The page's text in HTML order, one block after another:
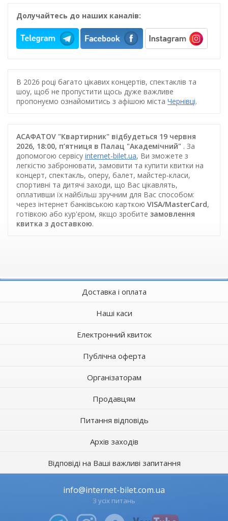
Долучайтесь до наших каналів:
В 2026 році багато цікавих концертів, спектаклів та
шоу, щоб не пропустити щось дуже важливе
пропонуємо ознайомитись з афішою міста Чернівці.
ACAФАTOV "Квартирник" відбудеться 19 червня
2026, 18:00, п’ятниця в Палац "Академічний" . За
допомогою сервісу internet-bilet.ua, Ви зможете з
легкістю забронювати, замовити та купити квитки на
концерт, спектакль, оперу, балет, майстер-класи,
спортивні та дитячі заходи, що Вас цікавлять,
оплативши їх найбільш зручним для Вас способом:
через інтернет банківською карткою VISA/MasterCard,
готівкою або кур'єром, якщо зробите замовлення
квитка з доставкою.
Доставка і оплата
Наші каси
Електронний квиток
Публічна оферта
Організаторам
Продавцям
Питання відповідь
Архів заходів
Відповіді на Ваші важливі запитання
info@internet-bilet.com.ua
З усіх питань